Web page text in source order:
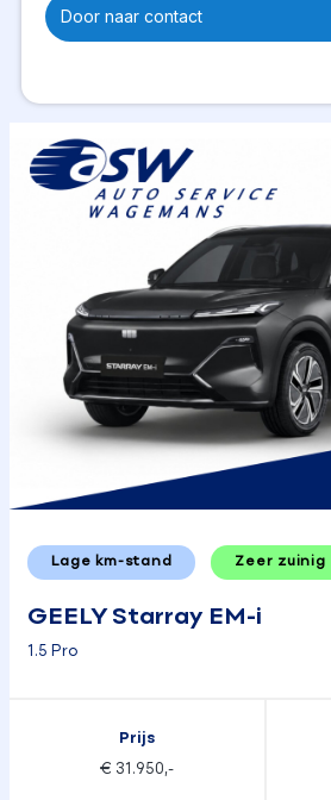
Door naar contact
Lage km-stand Zeer zuinig
GEELY Starray EM-i
1.5 Pro
Prijs
€ 31.950,-